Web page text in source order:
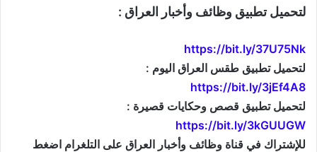
لتحميل تطبيق وظائف وأخبار العراق :
https://bit.ly/37U75Nk
لتحميل تطبيق طقس العراق اليوم :
https://bit.ly/3jEf4A8
لتحميل تطبيق قصص وحكايات قصيرة :
https://bit.ly/3kGUUGW
للإشتراك في قناة وظائف وأخبار العراق على التلغرام اضغط